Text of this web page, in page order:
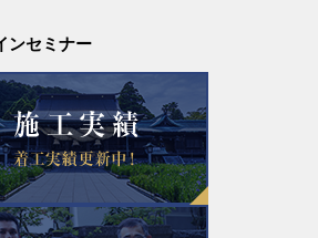
年10月
年8月
年5月
年3月
ンセミナー